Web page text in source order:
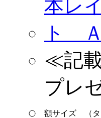
≪記
プレ
額サイズ
（